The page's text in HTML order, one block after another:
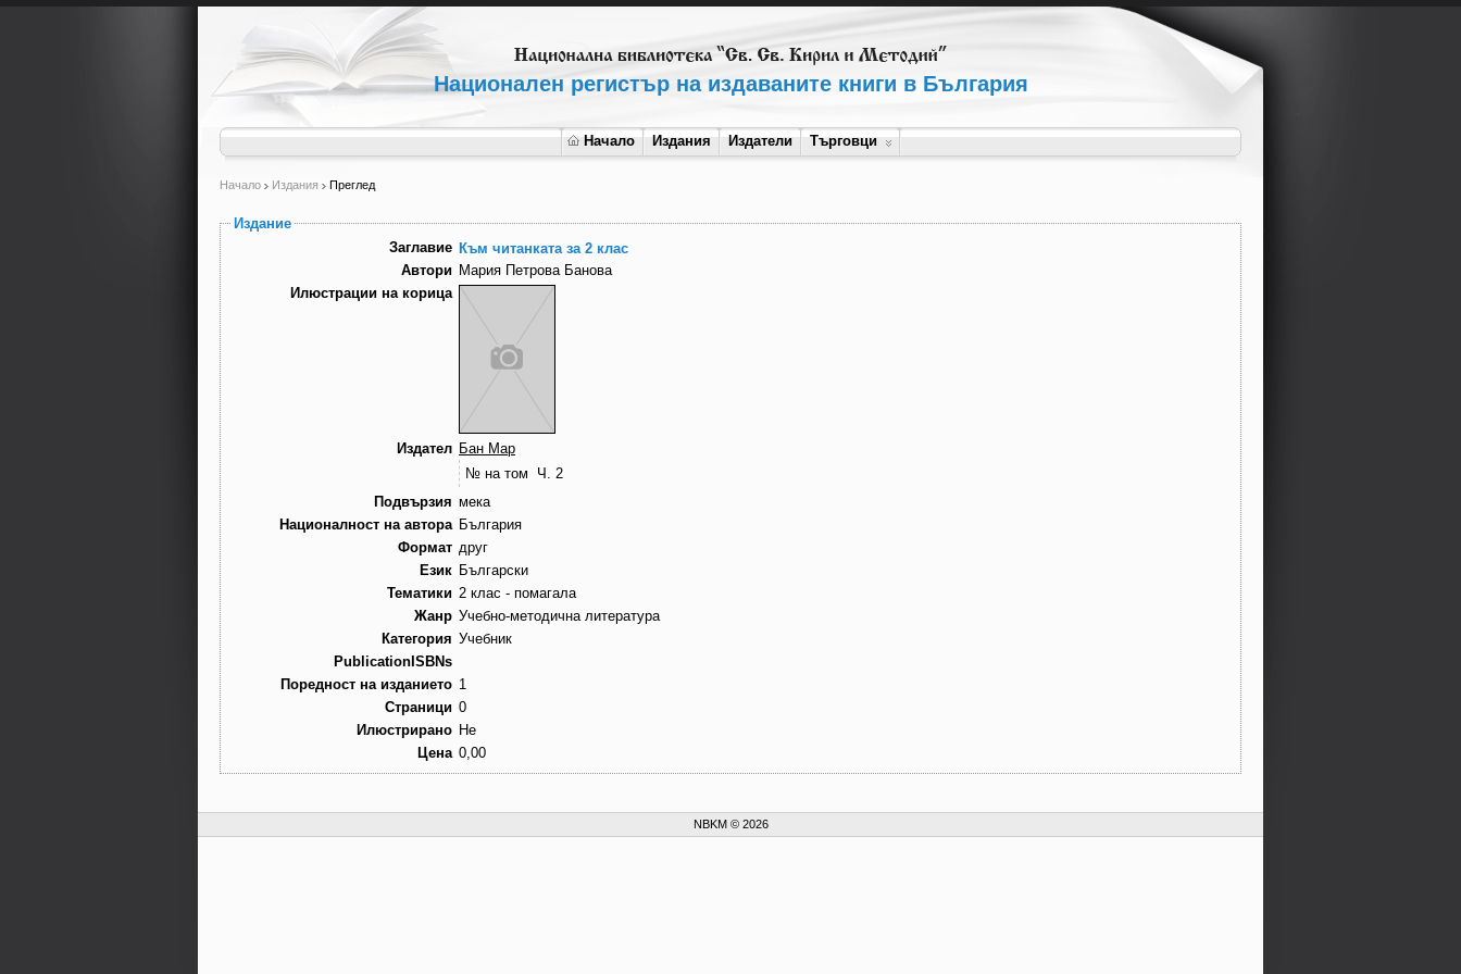
Национален регистър на издаваните книги в България
Начало Издания Издатели Търговци
Начало Издания Преглед
Издание
Заглавие Към читанката за 2 клас
Автори Мария Петрова Банова
Илюстрации на корица
Издател Бан Мар
№ на том
Ч. 2
Подвързия мека
Националност на автора България
Формат друг
Език Български
Тематики 2 клас - помагала
Жанр Учебно-методична литература
Категория Учебник
PublicationISBNs
Поредност на изданието 1
Страници 0
Илюстрирано Не
Цена 0,00
NBKM © 2026